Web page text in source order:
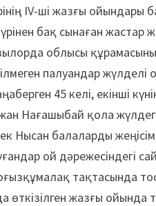
ІV-ші жазғы
бақ сынаған
облысы
палуандар жүлделі
45 келі, екінші
Нағашыбай қола
балаларды
ой дәрежесіндегі
тақтасында
өткізілген жазғы